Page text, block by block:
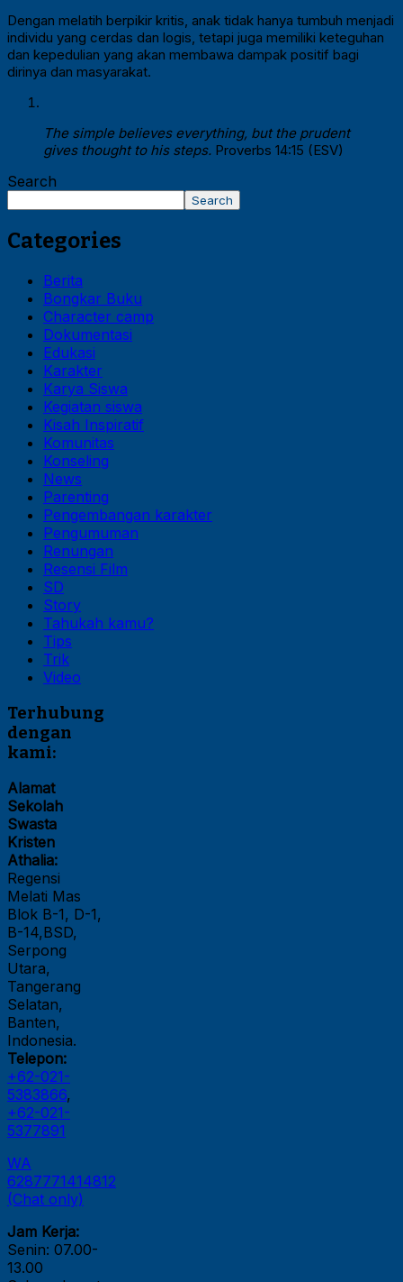
Dengan melatih berpikir kritis, anak tidak hanya tumbuh menjadi
individu yang cerdas dan logis, tetapi juga memiliki keteguhan
dan kepedulian yang akan membawa dampak positif bagi
dirinya dan masyarakat.
The simple believes everything, but the prudent
gives thought to his steps. Proverbs 14:15 (ESV)
Search
Search
Categories
Berita
Bongkar Buku
Character camp
Dokumentasi
Edukasi
Karakter
Karya Siswa
Kegiatan siswa
Kisah Inspiratif
Komunitas
Konseling
News
Parenting
Pengembangan karakter
Pengumuman
Renungan
Resensi Film
SD
Story
Tahukah kamu?
Tips
Trik
Video
Terhubung
dengan
kami:
Alamat
Sekolah
Swasta
Kristen
Athalia:
Regensi
Melati Mas
Blok B-1, D-1,
B-14,BSD,
Serpong
Utara,
Tangerang
Selatan,
Banten,
Indonesia.
Telepon:
+62-021-
5383866,
+62-021-
5377891
WA
6287771414812
(Chat only)
Jam Kerja:
Senin: 07.00-
13.00